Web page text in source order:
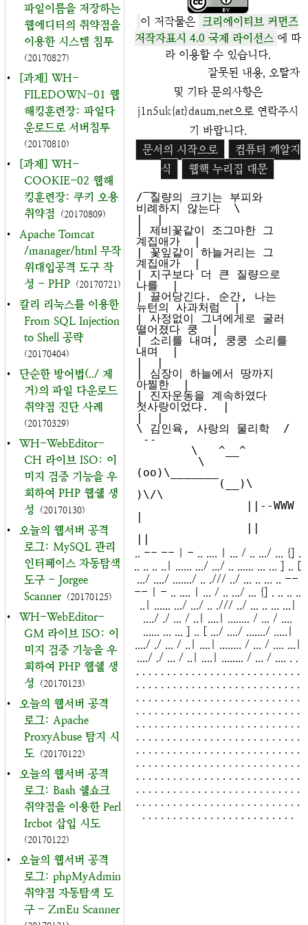
파일이름을 저장하는
웹에디터의 취약점을
이용한 시스템 침투
(20170827)
•
[과제] WH-
FILEDOWN-01 웹
해킹훈련장: 파일다
운로드로 서버침투
(20170810)
•
[과제] WH-
COOKIE-02 웹해
킹훈련장: 쿠키 오용
취약점
(20170809)
•
Apache Tomcat
/manager/html 무작
위대입공격 도구 작
성 - PHP (20170721)
•
칼리 리눅스를 이용한
From SQL Injection
to Shell 공략
(20170404)
•
단순한 방어법(../ 제
거)의 파일 다운로드
취약점 진단 사례
(20170329)
•
WH-WebEditor-
CH 라이브 ISO: 이
미지 검증 기능을 우
회하여 PHP 웹쉘 생
성
(20170130)
•
오늘의 웹서버 공격
로그: MySQL 관리
인터페이스 자동탐색
도구 - Jorgee
Scanner (20170125)
•
WH-WebEditor-
GM 라이브 ISO: 이
미지 검증 기능을 우
회하여 PHP 웹쉘 생
성
(20170123)
•
오늘의 웹서버 공격
로그: Apache
ProxyAbuse 탐지 시
도 (20170122)
•
오늘의 웹서버 공격
로그: Bash 쉘쇼크
취약점을 이용한 Perl
Ircbot 삽입 시도
(20170122)
•
오늘의 웹서버 공격
로그: phpMyAdmin
취약점 자동탐색 도
구 - ZmEu Scanner
이 저작물은 크리에이티브 커먼즈
저작자표시 4.0 국제 라이선스 에 따
라 이용할 수 있습니다.
잘못된 내용, 오탈자
및 기타 문의사항은
j1n5uk{at}daum.net으로 연락주시
기 바랍니다.
문서의 시작으로
컴퓨터 깨알지
식
웹핵 누리집 대문
/ 질량의 크기는 부피와
비례하지 않는다  \
|  |
| 제비꽃같이 조그마한 그
계집애가  |
| 꽃잎같이 하늘거리는 그
계집애가  |
| 지구보다 더 큰 질량으로
나를  |
| 끌어당긴다. 순간, 나는
뉴턴의 사과처럼  |
| 사정없이 그녀에게로 굴러
떨어졌다 쿵  |
| 소리를 내며, 쿵쿵 소리를
내며  |
|  |
| 심장이 하늘에서 땅까지
아찔한  |
| 진자운동을 계속하였다
첫사랑이었다.  |
|  |
\ 김인육, 사랑의 물리학  /
(oo)\_______
            (__)\
)\/\
|
                ||
.. -- -- | - .. .... | ... / .. .../ ... {] .
.. .. .. ..| ...... .../ .../ .. ...... ... ... ] .. [
.../ ..../ ......./ .. ./// ../ ... .. ... .. --
-- | - .. .... | ... / .. .../ ... {] . .. .. ..
..| ...... .../ .../ .. ./// ../ ... .. ... ...|
..../ ./ ... / ..| ....| ........ / ... / ....
...... ... ... ] .. [ .../ ..../ ......./ .....|
..../ ./ ... / ..| ....| ........ / ... / .... ...|
..../ ./ ... / ..| ....| ........ / ... / .... . .
. . . . . . . . . . . . . . . . . . . . . . . . . . .
. . . . . . . . . . . . . . . . . . . . . . . . . . .
. . . . . . . . . . . . . . . . . . . . . . . . . . .
. . . . . . . . . . . . . . . . . . . . . . . . . . .
. . . . . . . . . . . . . . . . . . . . . . . . . . .
. . . . . . . . . . . . . . . . . . . . . . . . . . .
. . . . . . . . . . . . . . . . . . . . . . . . . . .
. . . . . . . . . . . . . . . . . . . . . . . . . . .
. . . . . . . . . . . . . . . . . . . . . . . . . . .
. . . . . . . . . . . . . . . . . . . . . . . . . . .
. . . . . . . . . . . . . . . . . . . . . . . . . . .
. . . . . . . . . . . . . . . . . . . . . . . . .